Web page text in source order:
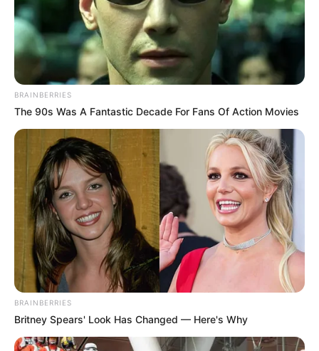
BRAINBERRIES
The 90s Was A Fantastic Decade For Fans Of Action Movies
BRAINBERRIES
Britney Spears' Look Has Changed — Here's Why